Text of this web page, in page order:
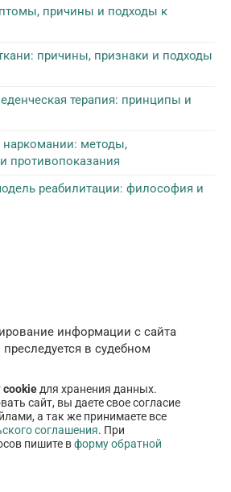
причины и подходы к
причины, признаки и подходы
терапия: принципы и
наркомании: методы,
противопоказания
реабилитации: философия и
информации с сайта
преследуется в судебном
cookieдля хранения данных.
сайт, вы даете свое согласие
а так же принимаете все
соглашения. При
пишите вформу обратной